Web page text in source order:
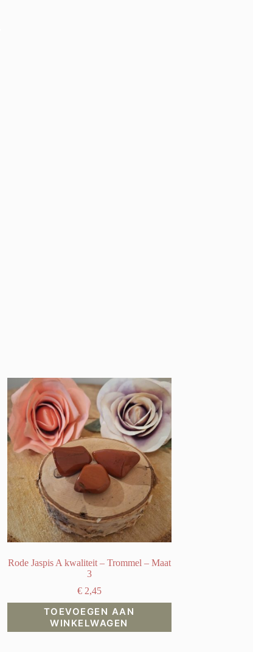
Rode Jaspis A kwaliteit – Trommel – Maat
3
€2,45
TOEVOEGEN AAN
WINKELWAGEN